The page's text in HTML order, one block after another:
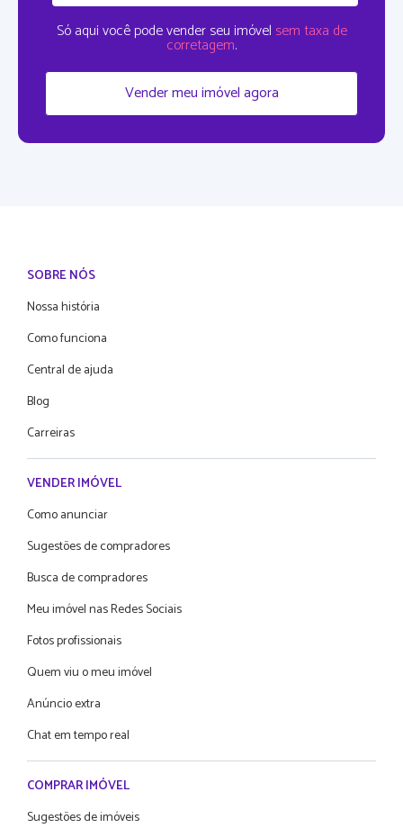
Só aqui você pode vender seu imóvel sem taxa de
corretagem.
Vender meu imóvel agora
SOBRE NÓS
Nossa história
Como funciona
Central de ajuda
Blog
Carreiras
VENDER IMÓVEL
Como anunciar
Sugestões de compradores
Busca de compradores
Meu imóvel nas Redes Sociais
Fotos profissionais
Quem viu o meu imóvel
Anúncio extra
Chat em tempo real
COMPRAR IMÓVEL
Sugestões de imóveis